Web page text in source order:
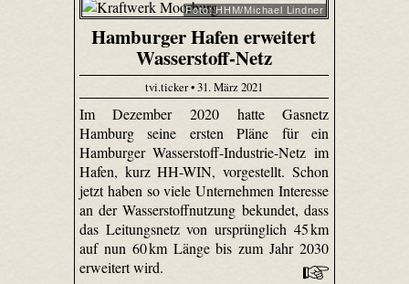
Foto: HHM/Michael Lindner
Hamburger Hafen erweitert
Wasserstoff-Netz
tvi.ticker • 31. März 2021
Im Dezember 2020 hatte Gasnetz
Hamburg seine ersten Pläne für ein
Hamburger Wasserstoff-Industrie-Netz im
Hafen, kurz HH-WIN, vorgestellt. Schon
jetzt haben so viele Unternehmen Interesse
an der Wasserstoffnutzung bekundet, dass
das Leitungsnetz von ursprünglich 45 km
auf nun 60 km Länge bis zum Jahr 2030
erweitert wird.